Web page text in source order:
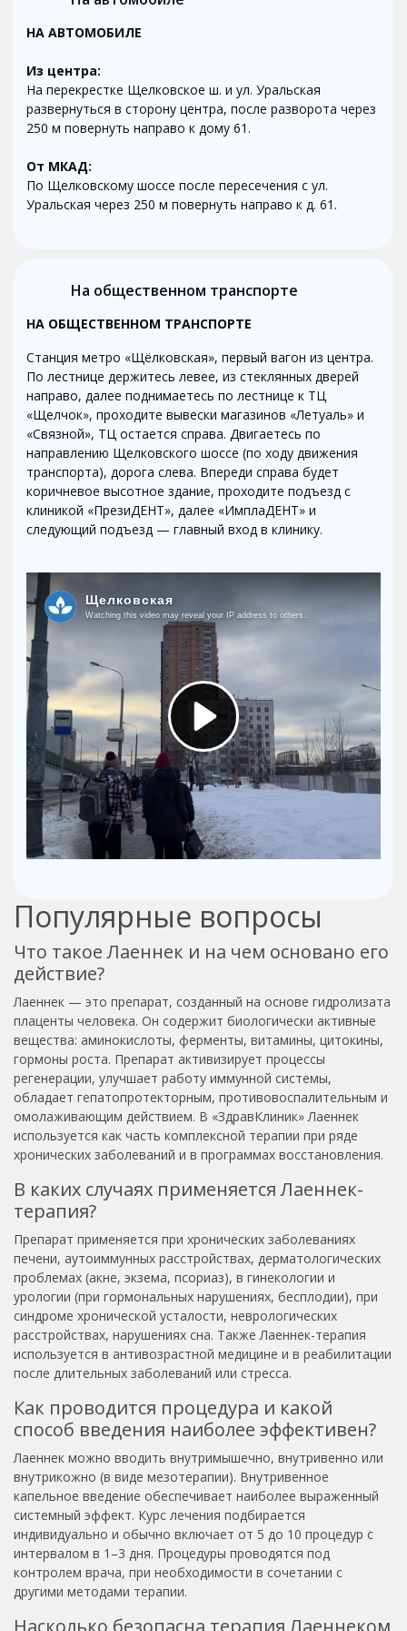
НА АВТОМОБИЛЕ
Из центра:
На перекрестке Щелковское ш. и ул. Уральская
развернуться в сторону центра, после разворота через
250 м повернуть направо к дому 61.
От МКАД:
По Щелковскому шоссе после пересечения с ул.
Уральская через 250 м повернуть направо к д. 61.
На общественном транспорте
НА ОБЩЕСТВЕННОМ ТРАНСПОРТЕ
Станция метро «Щёлковская», первый вагон из центра.
По лестнице держитесь левее, из стеклянных дверей
направо, далее поднимаетесь по лестнице к ТЦ
«Щелчок», проходите вывески магазинов «Летуаль» и
«Связной», ТЦ остается справа. Двигаетесь по
направлению Щелковского шоссе (по ходу движения
транспорта), дорога слева. Впереди справа будет
коричневое высотное здание, проходите подъезд с
клиникой «ПрезиДЕНТ», далее «ИмплаДЕНТ» и
следующий подъезд — главный вход в клинику.
Популярные вопросы
Что такое Лаеннек и на чем основано его
действие?
Лаеннек — это препарат, созданный на основе гидролизата
плаценты человека. Он содержит биологически активные
вещества: аминокислоты, ферменты, витамины, цитокины,
гормоны роста. Препарат активизирует процессы
регенерации, улучшает работу иммунной системы,
обладает гепатопротекторным, противовоспалительным и
омолаживающим действием. В «ЗдравКлиник» Лаеннек
используется как часть комплексной терапии при ряде
хронических заболеваний и в программах восстановления.
В каких случаях применяется Лаеннек-
терапия?
Препарат применяется при хронических заболеваниях
печени, аутоиммунных расстройствах, дерматологических
проблемах (акне, экзема, псориаз), в гинекологии и
урологии (при гормональных нарушениях, бесплодии), при
синдроме хронической усталости, неврологических
расстройствах, нарушениях сна. Также Лаеннек-терапия
используется в антивозрастной медицине и в реабилитации
после длительных заболеваний или стресса.
Как проводится процедура и какой
способ введения наиболее эффективен?
Лаеннек можно вводить внутримышечно, внутривенно или
внутрикожно (в виде мезотерапии). Внутривенное
капельное введение обеспечивает наиболее выраженный
системный эффект. Курс лечения подбирается
индивидуально и обычно включает от 5 до 10 процедур с
интервалом в 1–3 дня. Процедуры проводятся под
контролем врача, при необходимости в сочетании с
другими методами терапии.
Насколько безопасна терапия Лаеннеком